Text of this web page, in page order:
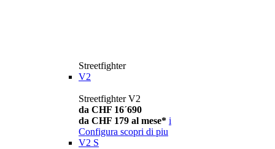
Streetfighter
V2
Streetfighter V2
da CHF 16´690
da CHF 179 al mese* i
Configura scopri di piu
V2 S